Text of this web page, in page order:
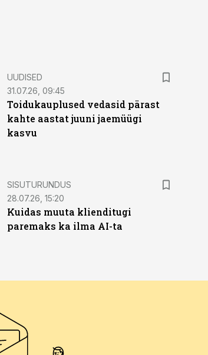
UUDISED
31.07.26, 09:45
Toidukauplused vedasid pärast
kahte aastat juuni jaemüügi
kasvu
ST
SISUTURUNDUS
28.07.26, 15:20
Kuidas muuta klienditugi
paremaks ka ilma AI-ta